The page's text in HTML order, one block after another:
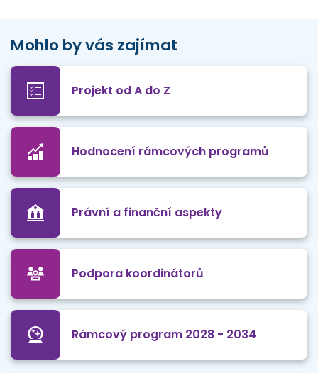
Mohlo by vás zajímat
Projekt od A do Z
Hodnocení rámcových programů
Právní a finanční aspekty
Podpora koordinátorů
Rámcový program 2028 - 2034